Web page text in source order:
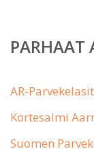
PARHAAT
AR-
Kortesalmi
Suomen